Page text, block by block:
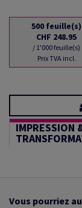
500 feuille(s)
CHF 248.95
/ 1'000 feuille(s)
Prix TVA incl.
IMPRESSION
Vous pourriez